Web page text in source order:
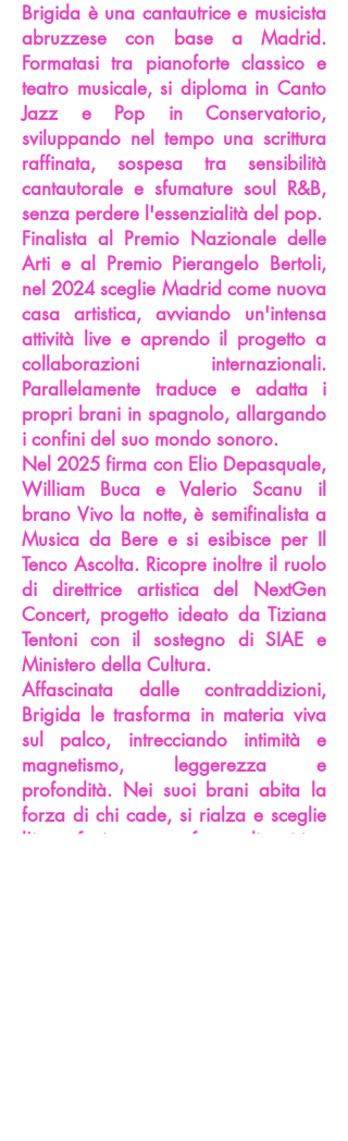
Brigida è una cantautrice e musicista
abruzzese con base a Madrid.
Formatasi tra pianoforte classico e
teatro musicale, si diploma in Canto
Jazz e Pop in Conservatorio,
sviluppando nel tempo una scrittura
raffinata, sospesa tra sensibilità
cantautorale e sfumature soul R&B,
senza perdere l'essenzialità del pop.
Finalista al Premio Nazionale delle
Arti e al Premio Pierangelo Bertoli,
nel 2024 sceglie Madrid come nuova
casa artistica, avviando un'intensa
attività live e aprendo il progetto a
collaborazioni internazionali.
Parallelamente traduce e adatta i
propri brani in spagnolo, allargando
i confini del suo mondo sonoro.
Nel 2025 firma con Elio Depasquale,
William Buca e Valerio Scanu il
brano Vivo la notte, è semifinalista a
Musica da Bere e si esibisce per Il
Tenco Ascolta. Ricopre inoltre il ruolo
di direttrice artistica del NextGen
Concert, progetto ideato da Tiziana
Tentoni con il sostegno di SIAE e
Ministero della Cultura.
Affascinata dalle contraddizioni,
Brigida le trasforma in materia viva
sul palco, intrecciando intimità e
magnetismo, leggerezza e
profondità. Nei suoi brani abita la
forza di chi cade, si rialza e sceglie
l'imperfezione come forma di verità.